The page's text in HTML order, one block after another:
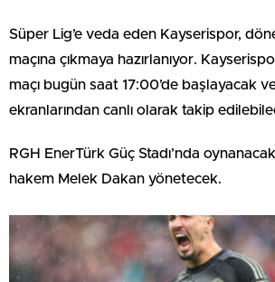
Süper Lig’e veda eden Kayserispor,
maçına çıkmaya hazırlanıyor.
maçı bugün saat 17:00’de başlayacak
ekranlarından canlı olarak takip
RGH EnerTürk Güç Stadı’nda
hakem Melek Dakan yönetecek.